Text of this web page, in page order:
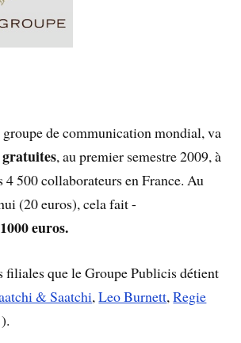
groupe de communication mondial, va
, au premier semestre 2009, à
4 500 collaborateurs en France. Au
(20 euros), cela fait -
1000 euros.
filiales que le Groupe Publicis détient
& Saatchi,Leo Burnett,Regie